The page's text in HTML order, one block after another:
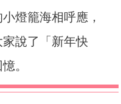
燈籠海相呼應，
說了「新年快
。